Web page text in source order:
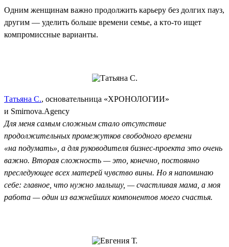
Одним женщинам важно продолжить карьеру без долгих пауз,
другим — уделить больше времени семье, а кто-то ищет
компромиссные варианты.
Татьяна С., основательница «ХРОНОЛОГИИ»
и Smirnova.Agency
Для меня самым сложным стало отсутствие
продолжительных промежутков свободного времени
«на подумать», а для руководителя бизнес-проекта это очень
важно. Вторая сложность — это, конечно, постоянно
преследующее всех матерей чувство вины. Но я напоминаю
себе: главное, что нужно малышу, — счастливая мама, а моя
работа — один из важнейших компонентов моего счастья.